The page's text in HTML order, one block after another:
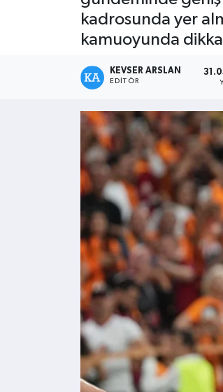
kadrosunda yer
kamuoyunda
KEVSER ARSLAN
EDITÖR
Kültür - Sanat